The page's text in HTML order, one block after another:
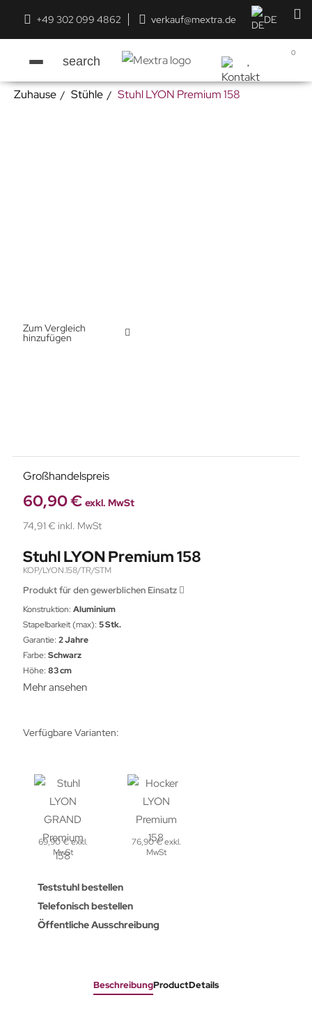
+49 302 099 4862 verkauf@mextra.de DE
search
0
Zuhause Stühle Stuhl LYON Premium 158
Zum Vergleich
hinzufügen
Großhandelspreis
60,90 € exkl. MwSt
74,91 € inkl. MwSt
Stuhl LYON Premium 158
KOP/LYON.158/TR/STM
Produkt für den gewerblichen Einsatz
Konstruktion: Aluminium
Stapelbarkeit (max): 5 Stk.
Garantie: 2 Jahre
Farbe: Schwarz
Höhe: 83 cm
Mehr ansehen
Verfügbare Varianten:
69,90 € exkl.
MwSt
76,90 € exkl.
MwSt
Teststuhl bestellen
Telefonisch bestellen
Öffentliche Ausschreibung
BeschreibungProductDetails